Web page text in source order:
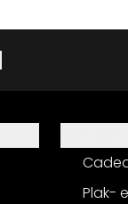
Plak-